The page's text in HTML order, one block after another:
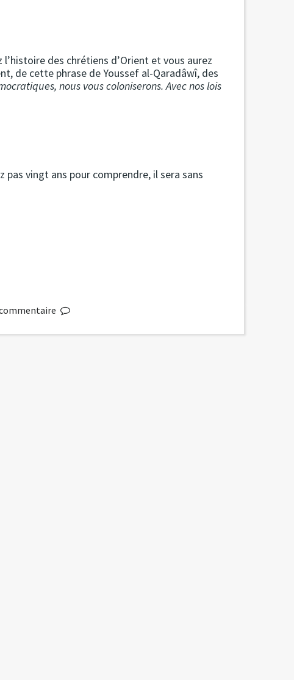
des chrétiens d’Orient et vous aurez
de cette phrase de Youssef al-Qaradâwî, des
nous vous coloniserons. Avec nos lois
pas vingt ans pour comprendre, il sera sans